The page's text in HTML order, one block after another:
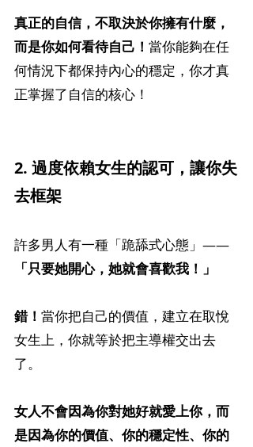
真正的自信，不取決於你擁有什麼，
而是你如何看待自己！ 當你能夠在任
何情況下都保持內心的穩定，你才真
正掌握了自信的核心！
2. 過度依賴女生的認可，讓你失
去框架
許多男人有一種「跪舔式心態」——
「只要她開心，她就會喜歡我！」
錯！ 當你把自己的價值，建立在取悅
女生上，你就等於把主導權交出去
了。
女人不會因為你對她好就愛上你，而
是因為你的價值、你的穩定性、你的